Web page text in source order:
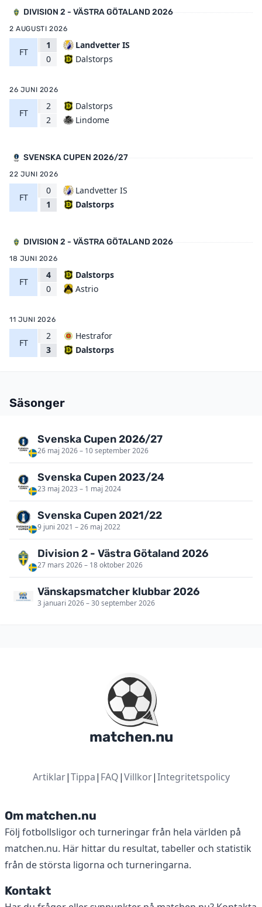
DIVISION 2 - VÄSTRA GÖTALAND 2026
2 AUGUSTI 2026
FT
1
0
Landvetter IS
Dalstorps
26 JUNI 2026
FT
2
2
Dalstorps
Lindome
SVENSKA CUPEN 2026/27
22 JUNI 2026
FT
0
1
Landvetter IS
Dalstorps
DIVISION 2 - VÄSTRA GÖTALAND 2026
18 JUNI 2026
FT
4
0
Dalstorps
Astrio
11 JUNI 2026
FT
2
3
Hestrafor
Dalstorps
Säsonger
Svenska Cupen 2026/27
26 maj 2026 – 10 september 2026
Svenska Cupen 2023/24
23 maj 2023 – 1 maj 2024
Svenska Cupen 2021/22
9 juni 2021 – 26 maj 2022
Division 2 - Västra Götaland 2026
27 mars 2026 – 18 oktober 2026
Vänskapsmatcher klubbar 2026
3 januari 2026 – 30 september 2026
matchen.nu
Artiklar|Tippa| FAQ|Villkor|Integritetspolicy
Om matchen.nu
Följ fotbollsligor och turneringar från hela världen på
matchen.nu. Här hittar du resultat, tabeller och statistik
från de största ligorna och turneringarna.
Kontakt